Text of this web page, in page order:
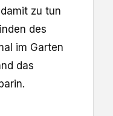
zu tun
des
im Garten
das